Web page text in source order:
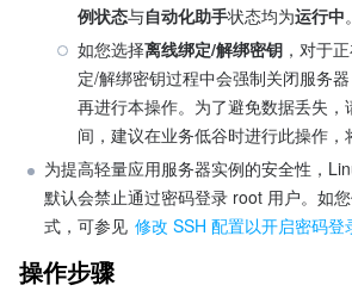
例状态与自动化助手状态均为运行中。
如您选择离线绑定/解绑密钥 ，对于
定/解绑密钥过程中会强制关闭服务
再进行本操作。为了避免数据丢失
间，建议在业务低谷时进行此操作，
为提高轻量应用服务器实例的安全性，
默认会禁止通过密码登录 root 用户。如
式，可参见 修改 SSH 配置以开启密码登
操作步骤